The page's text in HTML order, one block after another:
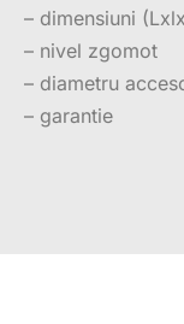
– dimensiuni
– nivel
– diametru
–